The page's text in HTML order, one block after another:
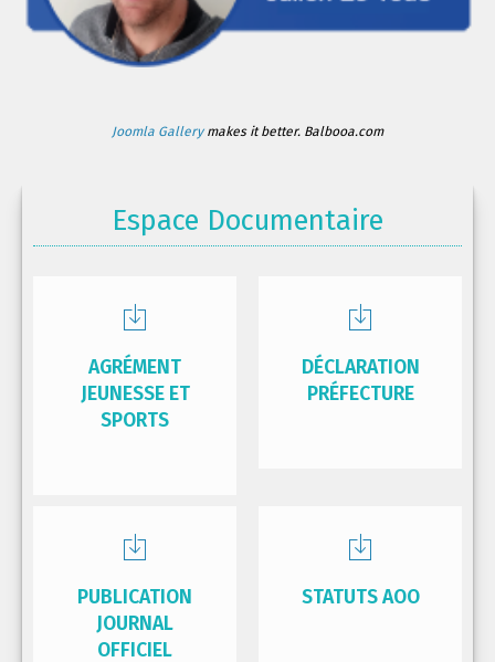
Joomla Gallerymakes it better. Balbooa.com
Espace Documentaire
AGRÉMENT
JEUNESSE ET
SPORTS
DÉCLARATION
PRÉFECTURE
PUBLICATION
JOURNAL
OFFICIEL
STATUTS AOO